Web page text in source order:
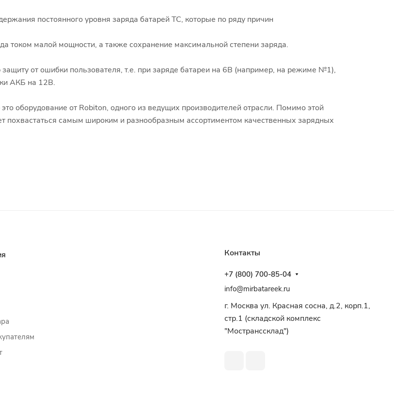
постоянного уровня заряда батарей ТС, которые по ряду причин
током малой мощности, а также сохранение максимальной степени заряда.
от ошибки пользователя, т.е. при заряде батареи на 6В (например, на режиме №1),
АКБ на 12В.
оборудование от Robiton, одного из ведущих производителей отрасли. Помимо этой
похвастаться самым широким и разнообразным ассортиментом качественных зарядных
Контакты
+7 (800) 700-85-04
info@mirbatareek.ru
г. Москва ул. Красная сосна, д.2, корп.1,
стр.1 (складской комплекс
"Мостранссклад")